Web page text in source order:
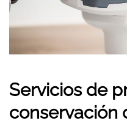
Servicios de
conservación